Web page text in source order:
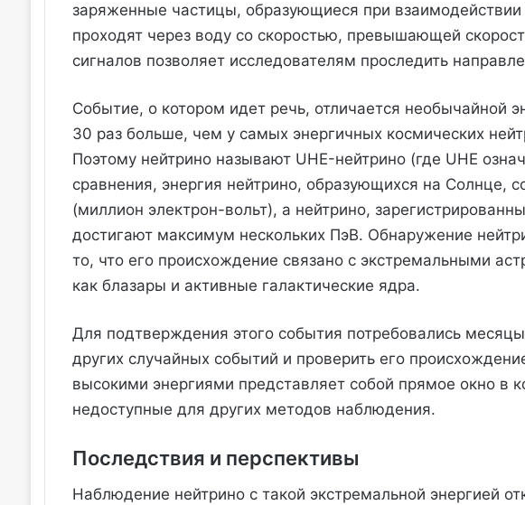
заряженные частицы, образующиеся при
проходят через воду со скоростью, превышающей
сигналов позволяет исследователям проследить
Событие, о котором идет речь, отличается необычайной
30 раз больше, чем у самых энергичных космических
Поэтому нейтрино называют UHE-нейтрино (где UHE
сравнения, энергия нейтрино, образующихся на Солнце,
(миллион электрон-вольт), а нейтрино,
достигают максимум нескольких ПэВ. Обнаружение
то, что его происхождение связано с экстремальными
как блазары и активные галактические ядра.
Для подтверждения этого события потребовались
других случайных событий и проверить его
высокими энергиями представляет собой прямое окно в
недоступные для других методов наблюдения.
Последствия и перспективы
Наблюдение нейтрино с такой экстремальной энергией